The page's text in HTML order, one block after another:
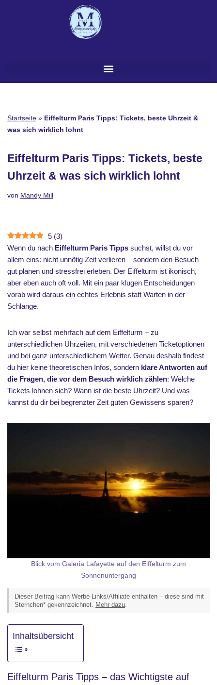
Startseite » Eiffelturm Paris Tipps: Tickets, beste Uhrzeit &
was sich wirklich lohnt
Eiffelturm Paris Tipps: Tickets, beste
Uhrzeit & was sich wirklich lohnt
von Mandy Mill
5 (3)
Wenn du nach Eiffelturm Paris Tipps suchst, willst du vor
allem eins: nicht unnötig Zeit verlieren – sondern den Besuch
gut planen und stressfrei erleben. Der Eiffelturm ist ikonisch,
aber eben auch oft voll. Mit ein paar klugen Entscheidungen
vorab wird daraus ein echtes Erlebnis statt Warten in der
Schlange.
Ich war selbst mehrfach auf dem Eiffelturm – zu
unterschiedlichen Uhrzeiten, mit verschiedenen Ticketoptionen
und bei ganz unterschiedlichem Wetter. Genau deshalb findest
du hier keine theoretischen Infos, sondern klare Antworten auf
die Fragen, die vor dem Besuch wirklich zählen: Welche
Tickets lohnen sich? Wann ist die beste Uhrzeit? Und was
kannst du dir bei begrenzter Zeit guten Gewissens sparen?
Blick vom Galeria Lafayette auf den Eiffelturm zum
Sonnenuntergang
Dieser Beitrag kann Werbe-Links/Affiliate enthalten – diese sind mit
Sternchen* gekennzeichnet. Mehr dazu.
Inhaltsübersicht
Eiffelturm Paris Tipps – das Wichtigste auf